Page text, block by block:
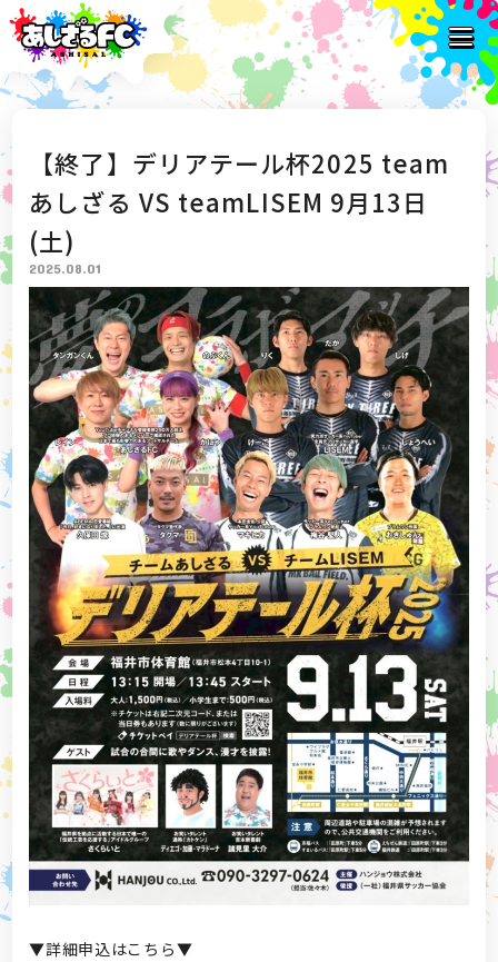
【終了】デリアテール杯2025 team
あしざる VS teamLISEM 9月13日
(土)
2025.08.01
▼詳細申込はこちら▼